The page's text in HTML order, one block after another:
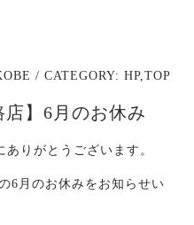
/ CATEGORY:HP,TOP
店】6月のお休み
りがとうございます。
6月のお休みをお知らせい